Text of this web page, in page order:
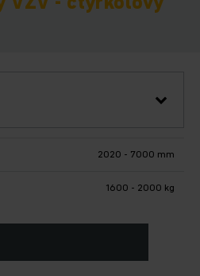
2020 - 7000 mm
1600 - 2000 kg